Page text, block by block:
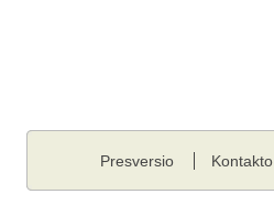
Presversio Kontakto